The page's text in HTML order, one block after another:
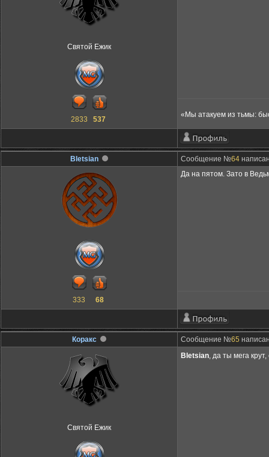
Святой Ежик
2833 537
«Мы атакуем из тьмы:
Bletsian Сообщение №64
333 68
Да на пятом. Зато в
Коракс Сообщение №65
Святой Ежик
Bletsian, да ты мега